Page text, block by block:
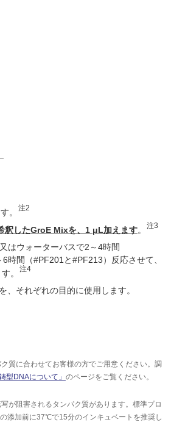
。 注2
したGroE Mixを、1 μL加えます。 注3
はウォーターバスで2～4時間
6時間（#PF201と#PF213）
反応させて、
。
注4
、それぞれの目的に使用します。
質に合わせてお客様の方でご用意ください。調
鋳型DNAについて」 のページをご覧ください。
が阻害されるタンパク質があります。標準プロ
添加前に37℃で15分のインキュベートを推奨し